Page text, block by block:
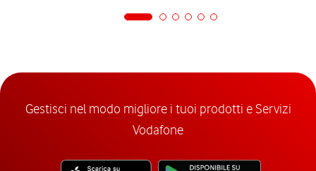
Gestisci nel modo migliore i tuoi prodotti e Servizi
Vodafone